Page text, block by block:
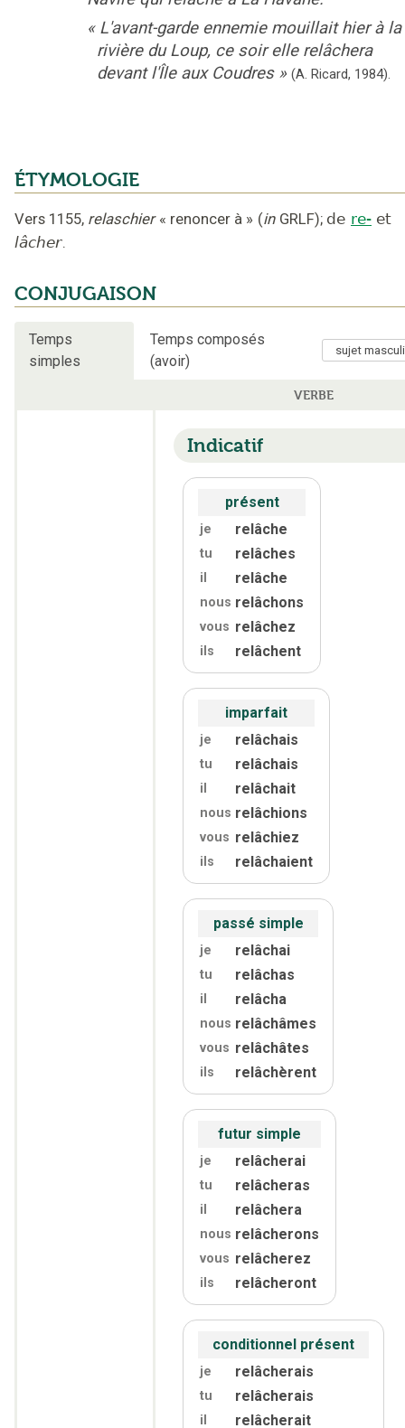
« L'avant-garde ennemie mouillait hier à la
rivière du Loup, ce soir elle relâchera
devant l'Île aux Coudres » (A. Ricard, 1984).
ÉTYMOLOGIE
Vers 1155, relaschier « renoncer à » (in GRLF); de re- et
lâcher.
CONJUGAISON
Temps
simples
Temps composés
(avoir)
VERBE
Indicatif
présent
je relâche
tu relâches
il relâche
nous relâchons
vous relâchez
ils relâchent
imparfait
je relâchais
tu relâchais
il relâchait
nous relâchions
vous relâchiez
ils relâchaient
passé simple
je relâchai
tu relâchas
il relâcha
nous relâchâmes
vous relâchâtes
ils relâchèrent
futur simple
je relâcherai
tu relâcheras
il relâchera
nous relâcherons
vous relâcherez
ils relâcheront
conditionnel présent
je relâcherais
tu relâcherais
il relâcherait